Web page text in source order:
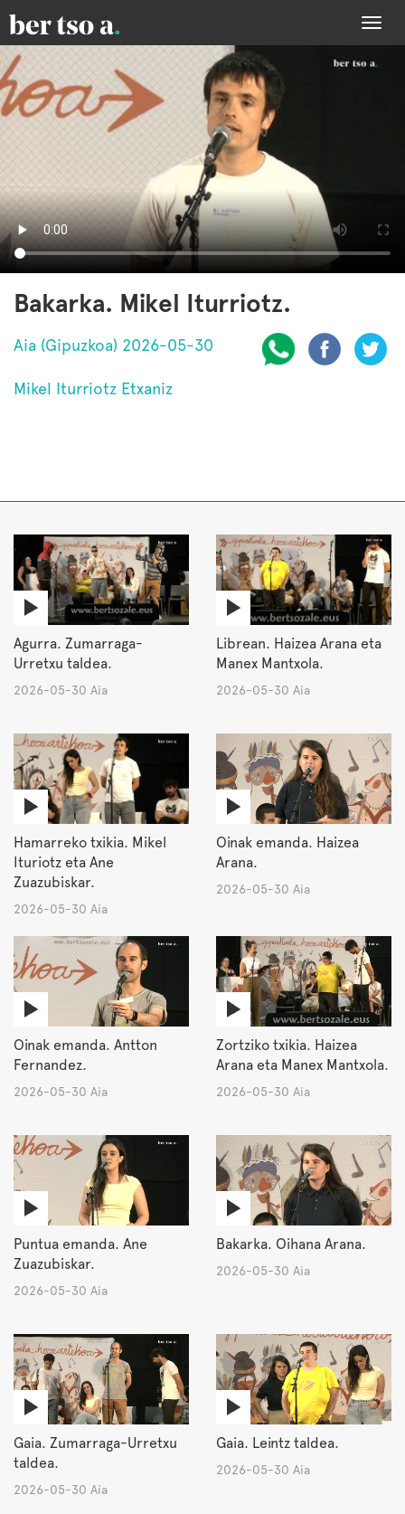
Bakarka. Mikel Iturriotz.
Aia (Gipuzkoa) 2026-05-30
Mikel Iturriotz Etxaniz
Agurra. Zumarraga-
Urretxu taldea.
2026-05-30 Aia
Librean. Haizea Arana eta
Manex Mantxola.
2026-05-30 Aia
Hamarreko txikia. Mikel
Ituriotz eta Ane
Zuazubiskar.
2026-05-30 Aia
Oinak emanda. Haizea
Arana.
2026-05-30 Aia
Oinak emanda. Antton
Fernandez.
2026-05-30 Aia
Zortziko txikia. Haizea
Arana eta Manex Mantxola.
2026-05-30 Aia
Puntua emanda. Ane
Zuazubiskar.
2026-05-30 Aia
Bakarka. Oihana Arana.
2026-05-30 Aia
Gaia. Zumarraga-Urretxu
taldea.
2026-05-30 Aia
Gaia. Leintz taldea.
2026-05-30 Aia